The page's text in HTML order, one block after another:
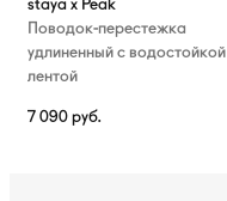
staya x Peak
Поводок-перестежка
удлиненный с водостойкой
лентой
7 090 руб.